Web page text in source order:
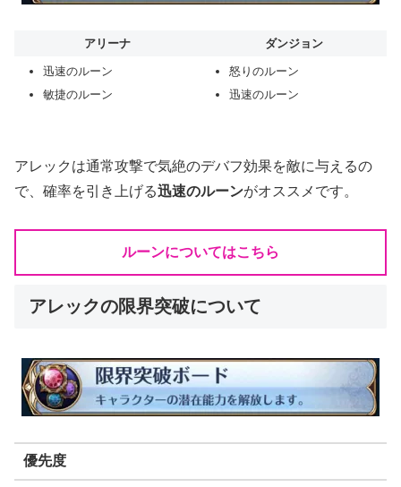
アリーナ ダンジョン
迅速のルーン
敏捷のルーン
怒りのルーン
迅速のルーン
アレックは通常攻撃で気絶のデバフ効果を敵に与えるの
で、確率を引き上げる迅速のルーンがオススメです。
ルーンについてはこちら
アレックの限界突破について
優先度